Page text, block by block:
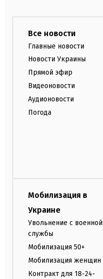
Все новости
Главные новости
Новости Украины
Прямой эфир
Видеоновости
Аудионовости
Погода
Мобилизация в
Украине
Увольнение с военной
службы
Мобилизация 50+
Мобилизация женщин
Контракт для 18-24-